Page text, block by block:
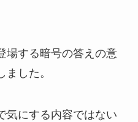
場する暗号の答えの意
した。
気にする内容ではない